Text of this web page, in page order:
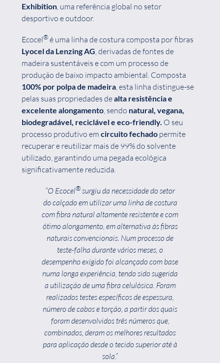
Exhibition, uma referência global no setor
desportivo e outdoor.
Ecocel®é uma linha de costura composta por fibras
Lyocel da Lenzing AG , derivadas de fontes de
madeira sustentáveis e com um processo de
produção de baixo impacto ambiental. Composta
100% por polpa de madeira, esta linha distingue-se
pelas suas propriedades dealta resistência e
excelente alongamento, sendo natural, vegana,
biodegradável, reciclável e eco-friendly. O seu
processo produtivo em circuito fechadopermite
recuperar e reutilizar mais de 99% do solvente
utilizado, garantindo uma pegada ecológica
significativamente reduzida.
“O Ecocel®surgiu da necessidade do setor
do calçado em utilizar uma linha de costura
com fibra natural altamente resistente e com
ótimo alongamento, em alternativa às fibras
naturais convencionais. Num processo de
teste-falha durante vários meses, o
desempenho exigido foi alcançado com base
numa longa experiência, tendo sido sugerida
a utilização de uma fibra celulósica. Foram
realizados testes específicos de espessura,
número de cabos e torção, a partir dos quais
foram desenvolvidos três números que,
combinados, deram os melhores resultados
para aplicação desde o tecido superior até à
sola.”